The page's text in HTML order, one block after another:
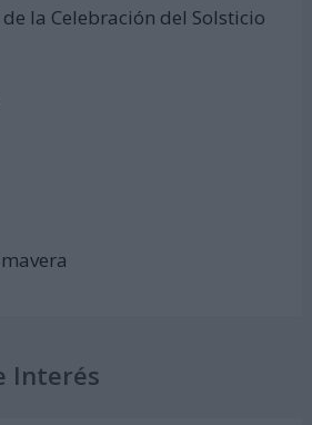
la Celebración del Solsticio
Interés